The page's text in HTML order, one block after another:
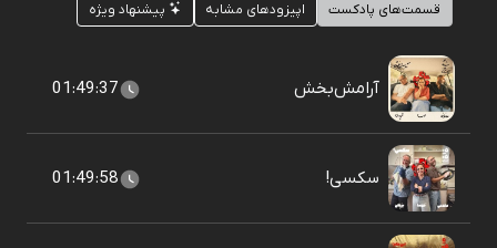
قسمت‌های پادکست اپیزودهای مشابه پیشنهاد ویژه
آرامش‌بخش 01:49:37
سکسی! 01:49:58